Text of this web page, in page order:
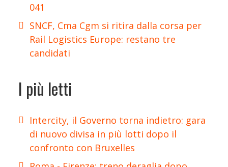
041
SNCF, Cma Cgm si ritira dalla corsa per
Rail Logistics Europe: restano tre
candidati
I più letti
Intercity, il Governo torna indietro: gara
di nuovo divisa in più lotti dopo il
confronto con Bruxelles